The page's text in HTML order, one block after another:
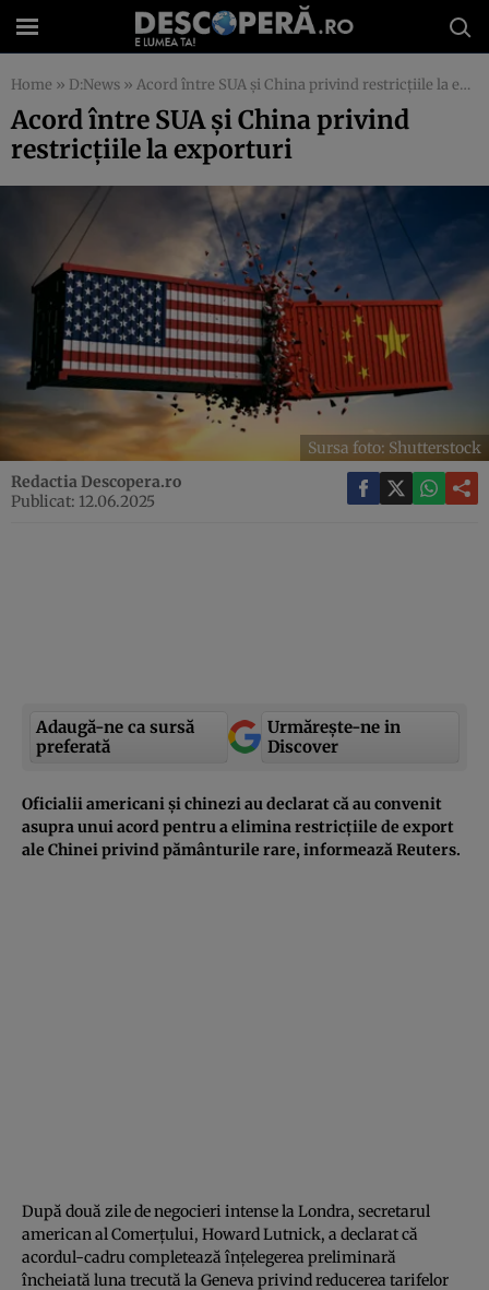
Home » D:News » Acord între SUA și China privind restricțiile la exporturi
Acord între SUA și China privind
restricțiile la exporturi
Sursa foto: Shutterstock
Redactia Descopera.ro
Publicat: 12.06.2025
Adaugă-ne ca sursă
preferată
Urmărește-ne in
Discover
Oficialii americani și chinezi au declarat că au convenit
asupra unui acord pentru a elimina restricțiile de export
ale Chinei privind pământurile rare, informează Reuters.
După două zile de negocieri intense la Londra, secretarul
american al Comerțului, Howard Lutnick, a declarat că
acordul-cadru completează înțelegerea preliminară
încheiată luna trecută la Geneva privind reducerea tarifelor